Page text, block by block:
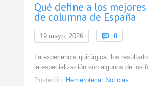
Qué define a los
de columna de España
19 mayo, 2026  0Comments
La experiencia quirúrgica, los
la especialización son algunos de los
Posted in: Hemeroteca, Noticias